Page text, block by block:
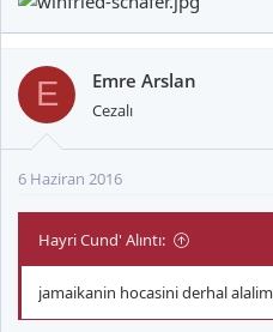
E Emre Arslan
Cezalı
6 Haziran 2016
Hayri Cund' Alıntı:
jamaikanin hocasini derhal alalim